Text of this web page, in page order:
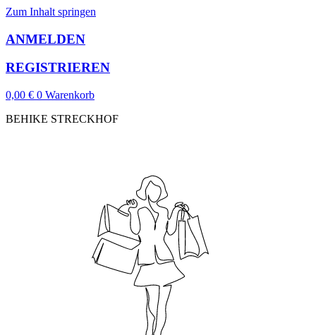
Zum Inhalt springen
ANMELDEN
REGISTRIEREN
0,00 € 0 Warenkorb
BEHIKE STRECKHOF